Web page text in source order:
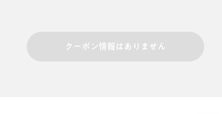
クーポン情報はありません